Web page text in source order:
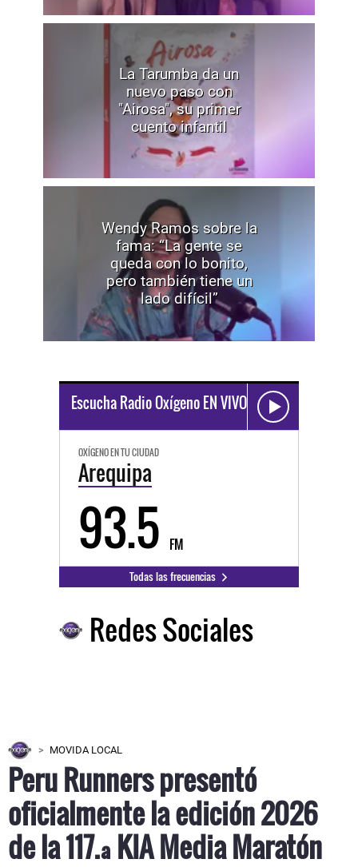
La Tarumba da un
nuevo paso con
"Airosa", su primer
cuento infantil
Wendy Ramos sobre la
fama: “La gente se
queda con lo bonito,
pero también tiene un
lado difícil”
Escucha Radio Oxígeno EN VIVO
OXÍGENO EN TU CIUDAD
Arequipa
93.5 FM
Todas las frecuencias
Redes Sociales
MOVIDA LOCAL
Peru Runners presentó
oficialmente la edición 2026
de la 117.ª KIA Media Maratón